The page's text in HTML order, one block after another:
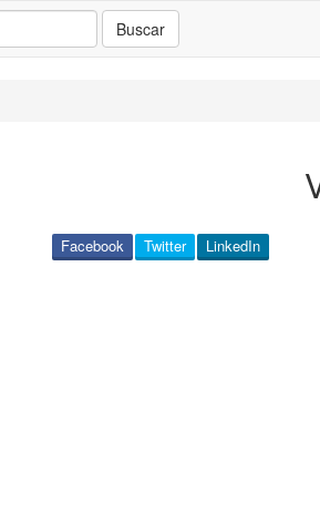
Buscar
LinkedIn
Twitter
Facebook